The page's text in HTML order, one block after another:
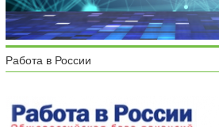
Работа в России